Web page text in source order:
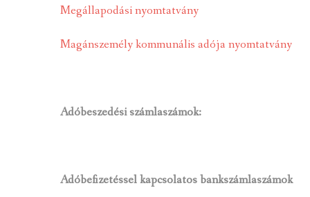
Megállapodási nyomtatvány
Magánszemély kommunális adója nyomtatvány
Adóbeszedési számlaszámok:
Adóbefizetéssel kapcsolatos bankszámlaszámok